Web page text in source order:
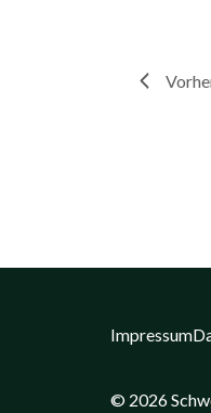
Impressum
© 2026